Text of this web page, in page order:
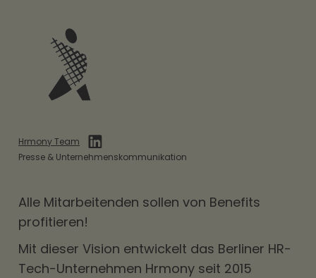
Hrmony Team
Presse & Unternehmenskommunikation
Alle Mitarbeitenden sollen von Benefits
profitieren!
Mit dieser Vision entwickelt das Berliner HR-
Tech-Unternehmen Hrmony seit 2015